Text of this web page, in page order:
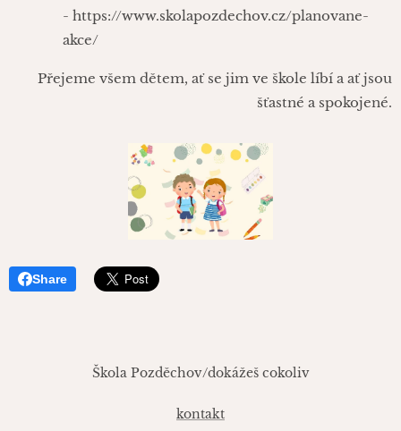
- https://www.skolapozdechov.cz/planovane-
akce/
Přejeme všem dětem, ať se jim ve škole líbí a ať jsou
šťastné a spokojené.
Share
Škola Pozděchov/dokážeš cokoliv
kontakt